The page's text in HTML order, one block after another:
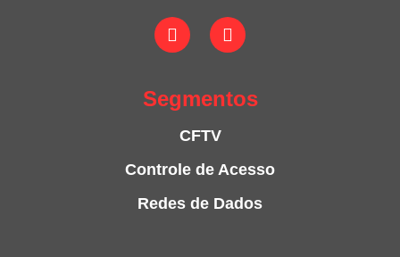
Segmentos
CFTV
Controle de Acesso
Redes de Dados